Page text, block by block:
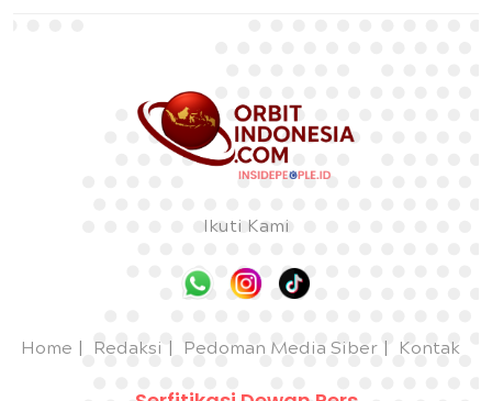
Ikuti Kami
Home Redaksi Pedoman Media Siber Kontak